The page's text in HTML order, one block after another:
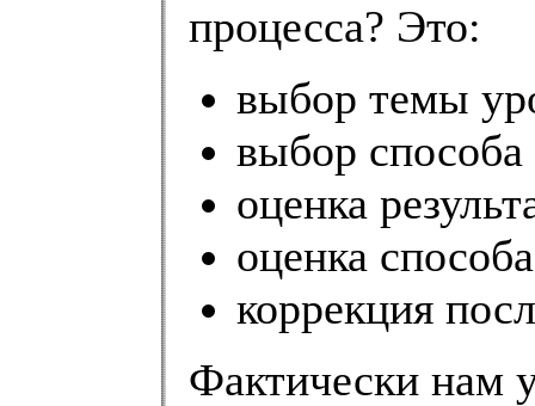
процесса? Это:
выбор темы
выбор
оценка
оценка
коррекция
Фактически нам